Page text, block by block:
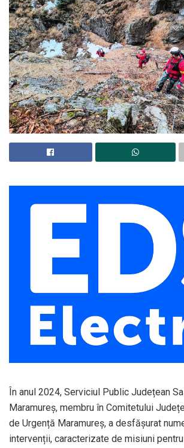
În anul 2024, Serviciul Public Județean
Maramureș, membru în Comitetului
de Urgență Maramureș, a desfășurat
intervenții, caracterizate de misiuni